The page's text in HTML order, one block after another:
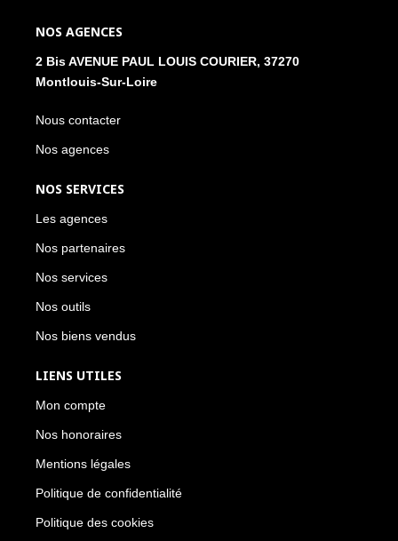
NOS AGENCES
2 Bis AVENUE PAUL LOUIS COURIER, 37270
Montlouis-Sur-Loire
Nous contacter
Nos agences
NOS SERVICES
Les agences
Nos partenaires
Nos services
Nos outils
Nos biens vendus
LIENS UTILES
Mon compte
Nos honoraires
Mentions légales
Politique de confidentialité
Politique des cookies